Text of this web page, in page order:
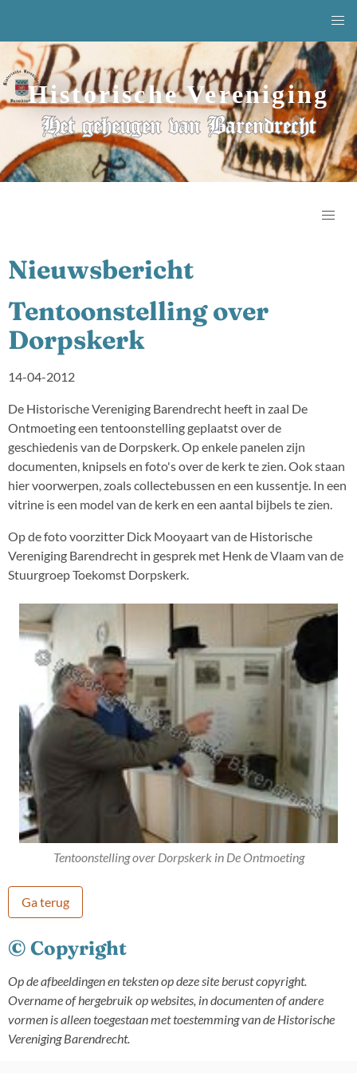
Historische Vereniging
Het geheugen van Barendrecht
Nieuwsbericht
Tentoonstelling over
Dorpskerk
14-04-2012
De Historische Vereniging Barendrecht heeft in zaal De
Ontmoeting een tentoonstelling geplaatst over de
geschiedenis van de Dorpskerk. Op enkele panelen zijn
documenten, knipsels en foto's over de kerk te zien. Ook staan
hier voorwerpen, zoals collectebussen en een kussentje. In een
vitrine is een model van de kerk en een aantal bijbels te zien.
Op de foto voorzitter Dick Mooyaart van de Historische
Vereniging Barendrecht in gesprek met Henk de Vlaam van de
Stuurgroep Toekomst Dorpskerk.
Tentoonstelling over Dorpskerk in De Ontmoeting
Ga terug
© Copyright
Op de afbeeldingen en teksten op deze site berust copyright.
Overname of hergebruik op websites, in documenten of andere
vormen is alleen toegestaan met toestemming van de Historische
Vereniging Barendrecht.